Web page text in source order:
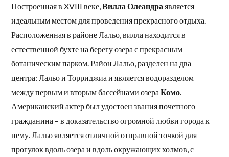
Построенная в XVIII веке,Вилла Олеандра является
идеальным местом для проведения прекрасного отдыха.
Расположенная в районе Лальо, вилла находится в
естественной бухте на берегу озера с прекрасным
ботаническим парком. Район Лальо, разделен на два
центра: Лальо и Торриджиа и является водоразделом
между первым и вторым бассейнами озераКомо.
Американский актер был удостоен звания почетного
гражданина – в доказательство огромной любви города к
нему. Лальо является отличной отправной точкой для
прогулок вдоль озера и вдоль окружающих холмов, с